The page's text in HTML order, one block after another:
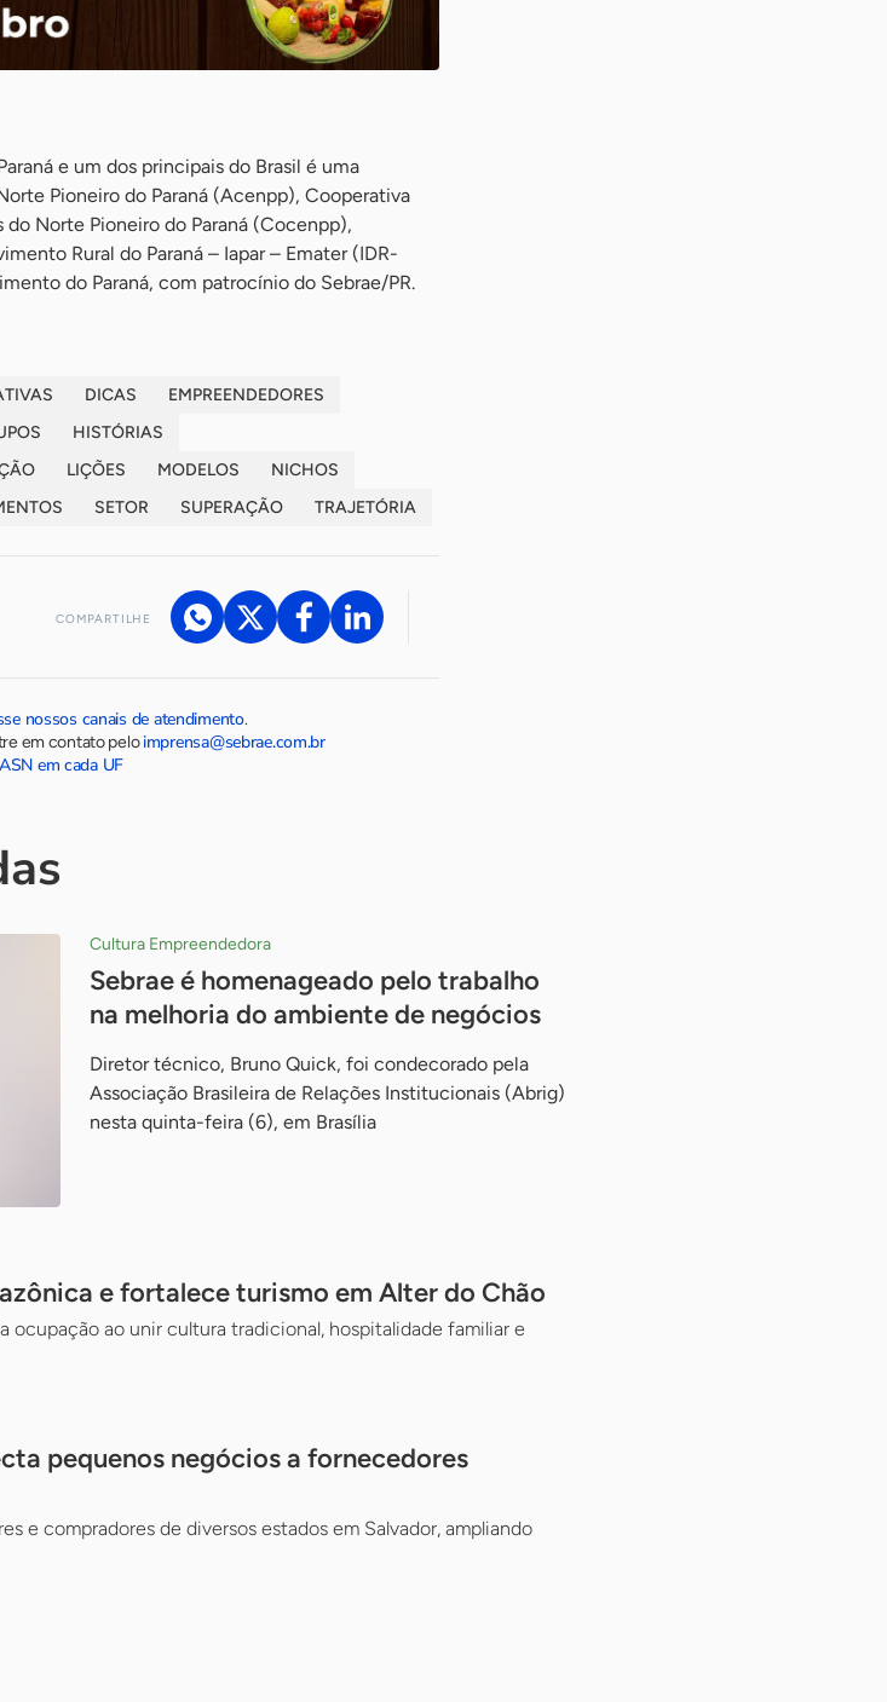
e um dos principais do Brasil é uma
Pioneiro do Paraná (Acenpp), Cooperativa
Norte Pioneiro do Paraná (Cocenpp),
Rural do Paraná – Iapar – Emater (IDR-
do Paraná, com patrocínio do Sebrae/PR.
DICAS
EMPREENDEDORES
HISTÓRIAS
LIÇÕES MODELOS
NICHOS
SETOR SUPERAÇÃO TRAJETÓRIA
COMPARTILHE
nossos canais de atendimento.
em contato peloimprensa@sebrae.com.br
em cada UF
Cultura Empreendedora
Sebrae é homenageado pelo trabalho
na melhoria do ambiente de negócios
Diretor técnico, Bruno Quick, foi condecorado pela
Associação Brasileira de Relações Institucionais (Abrig)
nesta quinta-feira (6), em Brasília
e fortalece turismo em Alter do Chão
ocupação ao unir cultura tradicional, hospitalidade familiar e
pequenos negócios a fornecedores
e compradores de diversos estados em Salvador, ampliando